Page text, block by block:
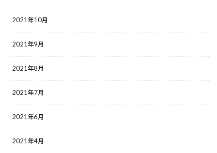
2021年10月
2021年9月
2021年8月
2021年7月
2021年6月
2021年4月